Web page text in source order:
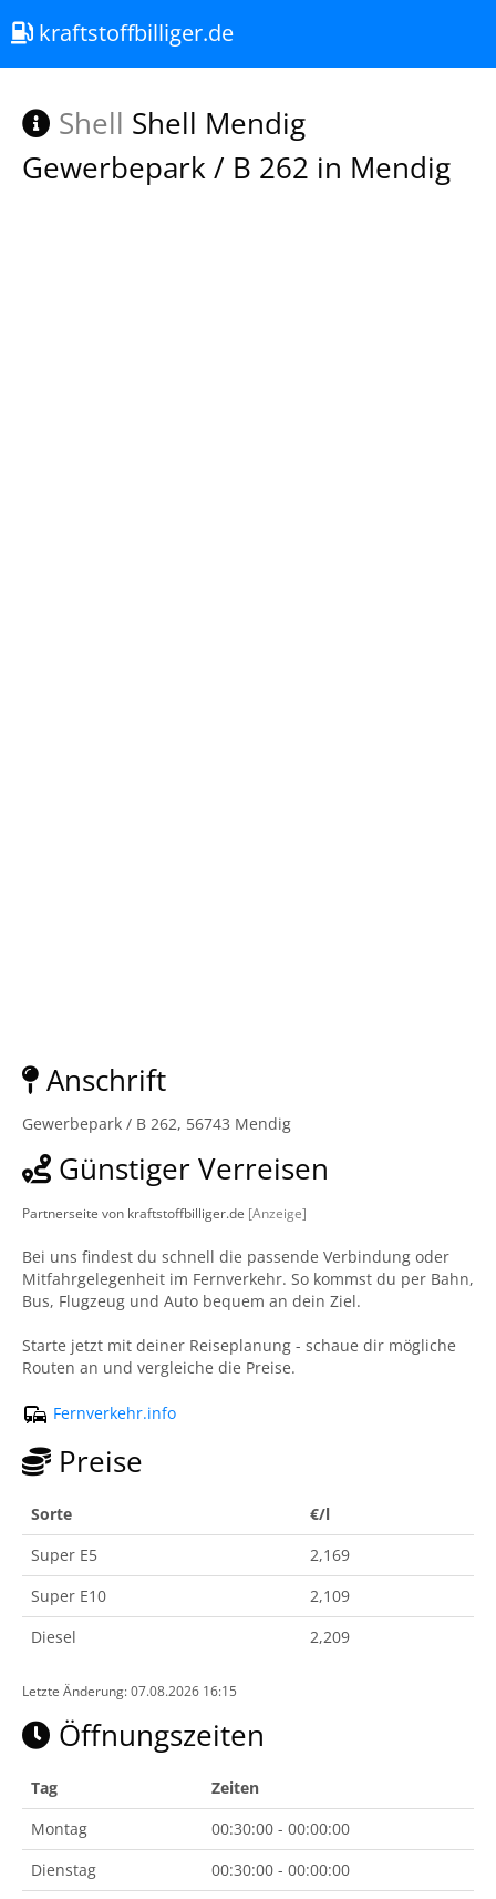
kraftstoffbilliger.de
Shell Shell Mendig
Gewerbepark / B 262 in Mendig
Anschrift
Gewerbepark / B 262, 56743 Mendig
Günstiger Verreisen
Partnerseite von kraftstoffbilliger.de [Anzeige]
Bei uns findest du schnell die passende Verbindung oder
Mitfahrgelegenheit im Fernverkehr. So kommst du per Bahn,
Bus, Flugzeug und Auto bequem an dein Ziel.
Starte jetzt mit deiner Reiseplanung - schaue dir mögliche
Routen an und vergleiche die Preise.
Fernverkehr.info
Preise
Sorte
€/l
Super E5
2,169
Super E10
2,109
Diesel
2,209
Letzte Änderung: 07.08.2026 16:15
Öffnungszeiten
Tag
Zeiten
Montag
00:30:00 - 00:00:00
Dienstag
00:30:00 - 00:00:00